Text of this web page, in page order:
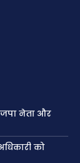
नेता और
को